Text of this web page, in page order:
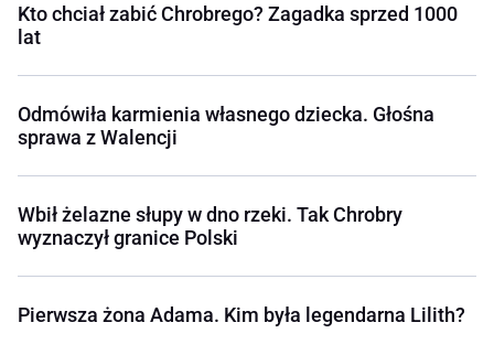
Kto chciał zabić Chrobrego? Zagadka sprzed 1000
lat
Odmówiła karmienia własnego dziecka. Głośna
sprawa z Walencji
Wbił żelazne słupy w dno rzeki. Tak Chrobry
wyznaczył granice Polski
Pierwsza żona Adama. Kim była legendarna Lilith?